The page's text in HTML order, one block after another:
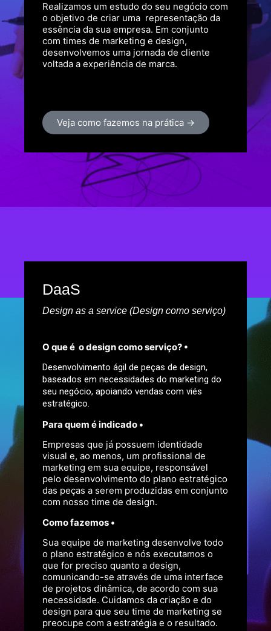
Realizamos um estudo do seu negócio com
o objetivo de criar uma representação da
essência da sua empresa. Em conjunto
com times de marketing e design,
desenvolvemos uma jornada de cliente
voltada a experiência de marca.
Veja como fazemos na prática →
DaaS
Design as a service (Design como serviço)
O que é o design como serviço? •
Desenvolvimento ágil de peças de design,
baseados em necessidades do marketing do
seu negócio, apoiando vendas com viés
estratégico.
Para quem é indicado •
Empresas que já possuem identidade
visual e, ao menos, um profissional de
marketing em sua equipe, responsável
pelo desenvolvimento do plano estratégico
das peças a serem produzidas em conjunto
com nosso time de design.
Como fazemos •
Sua equipe de marketing desenvolve todo
o plano estratégico e nós executamos o
que for preciso quanto a design,
comunicando-se através de uma interface
de projetos dinâmica, de acordo com sua
necessidade. Cuidamos da criação e do
design para que seu time de marketing se
preocupe com a estratégia e o resultado.